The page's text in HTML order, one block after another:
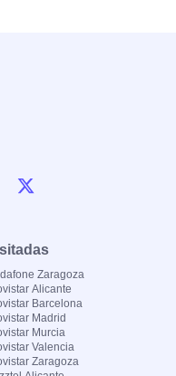
Zaragoza
Alicante
Barcelona
Madrid
Murcia
Valencia
Zaragoza